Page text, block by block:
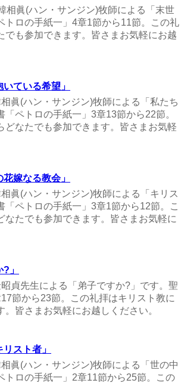
相眞(ハン・サンジン)牧師による「末世
トロの手紙一」4章1節から11節。この礼
も参加できます。皆さまお気軽にお越
ている希望」
眞(ハン・サンジン)牧師による「私たち
ペトロの手紙一」3章13節から22節。
なたでも参加できます。皆さまお気軽
嫁なる教会」
眞(ハン・サンジン)牧師による「キリス
「ペトロの手紙一」3章1節から12節。こ
たでも参加できます。皆さまお気軽に
」
貞先生による「弟子ですか?」です。聖
節から23節。この礼拝はキリスト教に
皆さまお気軽にお越しください。
スト者」
眞(ハン・サンジン)牧師による「世の中
ロの手紙一」2章11節から25節。この